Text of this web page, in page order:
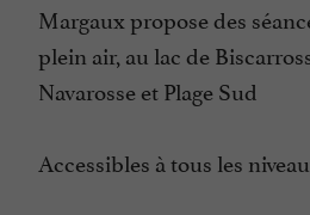
Margaux propose des
plein air, au lac de
Navarosse et Plage Sud
Accessibles à tous les